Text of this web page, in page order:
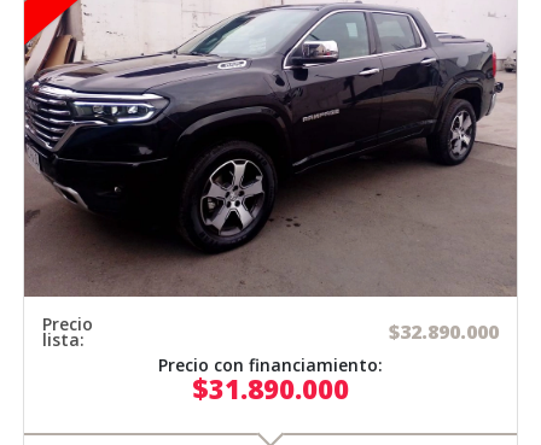
Precio
lista: $32.890.000
Precio con financiamiento:
$31.890.000